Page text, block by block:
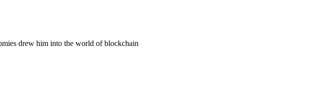
drew him into the world of blockchain